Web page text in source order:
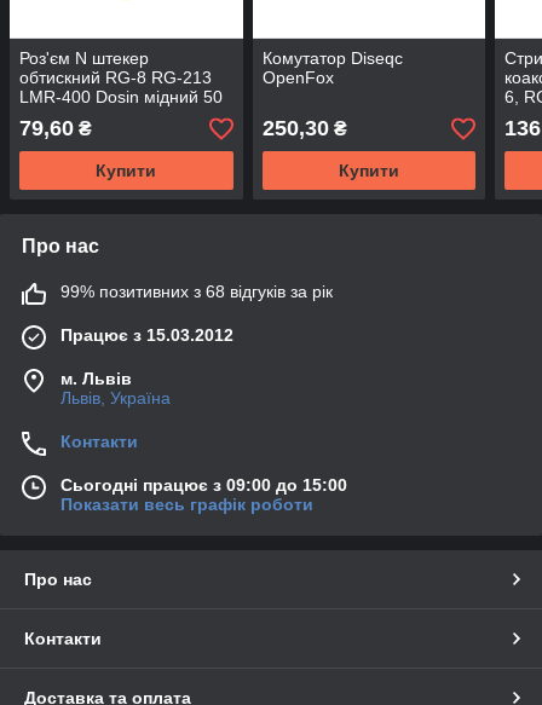
Роз'єм N штекер
обтискний RG-8 RG-213
LMR-400 Dosin мідний 50
79,60 ₴
Купити
Комутатор Diseqc
OpenFox
250,30₴
Купити
6,
Про нас
99% позитивних з 68 відгуків за рік
Працює з 15.03.2012
м. Львів
Львів, Україна
Контакти
Сьогодні працює з 09:00 до 15:00
Показати весь графік роботи
Про нас
Контакти
Доставка та оплата